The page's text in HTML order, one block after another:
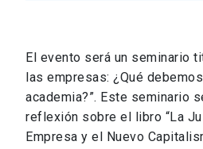
El evento será un seminario
las empresas: ¿Qué
academia?”. Este seminario
reflexión sobre el libro “La
Empresa y el Nuevo